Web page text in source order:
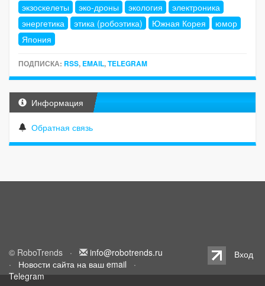
экзоскелеты
эко-дроны экология
электроника
энергетика
этика (робоэтика) Южная Корея
юмор
Япония
ПОДПИСКА: RSS, EMAIL,TELEGRAM
Информация
Обратная связь
© RoboTrends ·
info@robotrends.ru
· Новости сайта на ваш email ·
Telegram
Вход